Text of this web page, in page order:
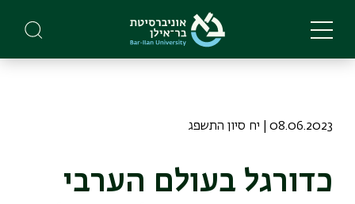
main
08.06.2023 | יח סיון התשפג
כדורגל בעולם הערבי